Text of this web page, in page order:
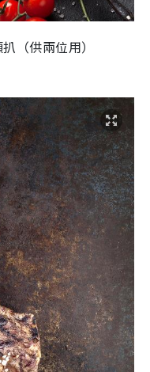
（供兩位用）